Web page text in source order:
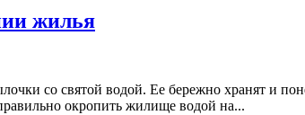
жилья
со святой водой. Ее бережно хранят и
окропить жилище водой на...